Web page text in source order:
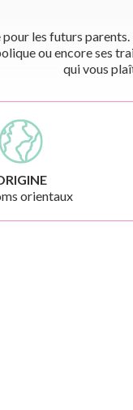
les futurs
ou encore ses
qui vous
orientaux